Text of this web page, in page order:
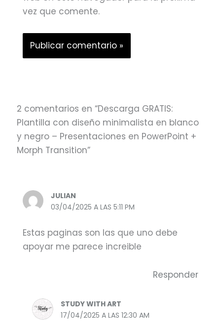
vez que comente.
2 comentarios en “Descarga GRATIS:
Plantilla con diseño minimalista en blanco
y negro – Presentaciones en PowerPoint +
Morph Transition”
JULIAN
03/04/2025 A LAS 5:11 PM
Estas paginas son las que uno debe
apoyar me parece increible
Responder
STUDY WITH ART
17/04/2025 A LAS 12:30 AM